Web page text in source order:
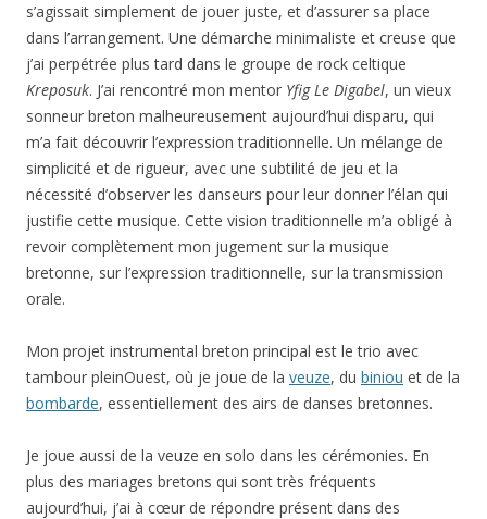
s’agissait simplement de jouer juste, et d’assurer sa place
dans l’arrangement. Une démarche minimaliste et creuse que
j’ai perpétrée plus tard dans le groupe de rock celtique
Kreposuk. J’ai rencontré mon mentor Yfig Le Digabel, un vieux
sonneur breton malheureusement aujourd’hui disparu, qui
m’a fait découvrir l’expression traditionnelle. Un mélange de
simplicité et de rigueur, avec une subtilité de jeu et la
nécessité d’observer les danseurs pour leur donner l’élan qui
justifie cette musique. Cette vision traditionnelle m’a obligé à
revoir complètement mon jugement sur la musique
bretonne, sur l’expression traditionnelle, sur la transmission
orale.
Mon projet instrumental breton principal est le trio avec
tambour pleinOuest, où je joue de la veuze, du biniou et de la
bombarde, essentiellement des airs de danses bretonnes.
Je joue aussi de la veuze en solo dans les cérémonies. En
plus des mariages bretons qui sont très fréquents
aujourd’hui, j’ai à cœur de répondre présent dans des